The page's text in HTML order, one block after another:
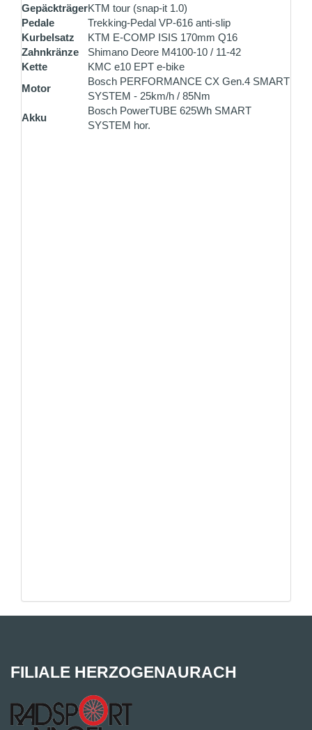
GepäckträgerKTM tour (snap-it 1.0)
Pedale
Trekking-Pedal VP-616 anti-slip
Kurbelsatz
KTM E-COMP ISIS 170mm Q16
Zahnkränze
Shimano Deore M4100-10 / 11-42
Kette
KMC e10 EPT e-bike
Motor
Bosch PERFORMANCE CX Gen.4 SMART
SYSTEM - 25km/h / 85Nm
Akku
Bosch PowerTUBE 625Wh SMART
SYSTEM hor.
FILIALE HERZOGENAURACH